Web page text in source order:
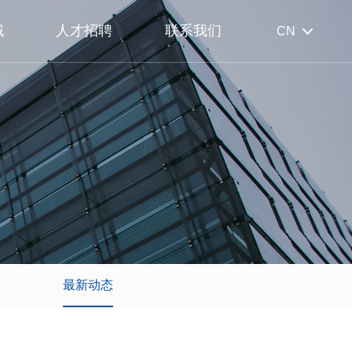
人才招聘 联系我们 CN
最新动态